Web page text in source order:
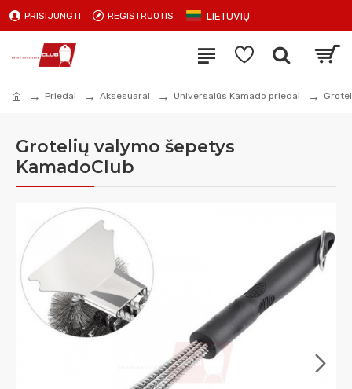
PRISIJUNGTI REGISTRUOTIS LIETUVIŲ
Priedai Aksesuarai Universalūs Kamado priedai
Grotelių valymo šepetys
KamadoClub